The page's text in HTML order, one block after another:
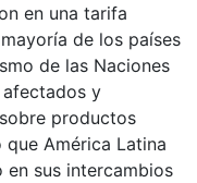
en una tarifa
de los países
de las Naciones
afectados y
productos
que América Latina
sus intercambios